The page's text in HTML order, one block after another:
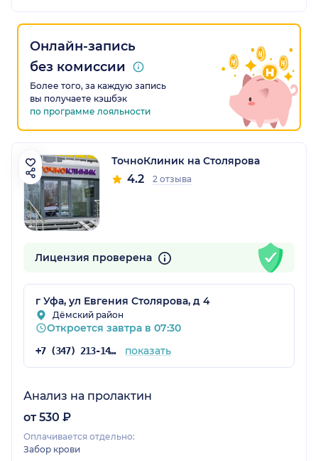
Онлайн-запись
без комиссии
Более того, за каждую запись
вы получаете кэшбэк
по программе лояльности
ТочноКлиник на Столярова
4.2 2 отзыва
Лицензия проверена
г Уфа, ул Евгения Столярова, д 4
Дёмский район
Откроется завтра в 07:30
+7 (347) 213-14-72 показать
Анализ на пролактин
от 530 ₽
Оплачивается отдельно:
Забор крови